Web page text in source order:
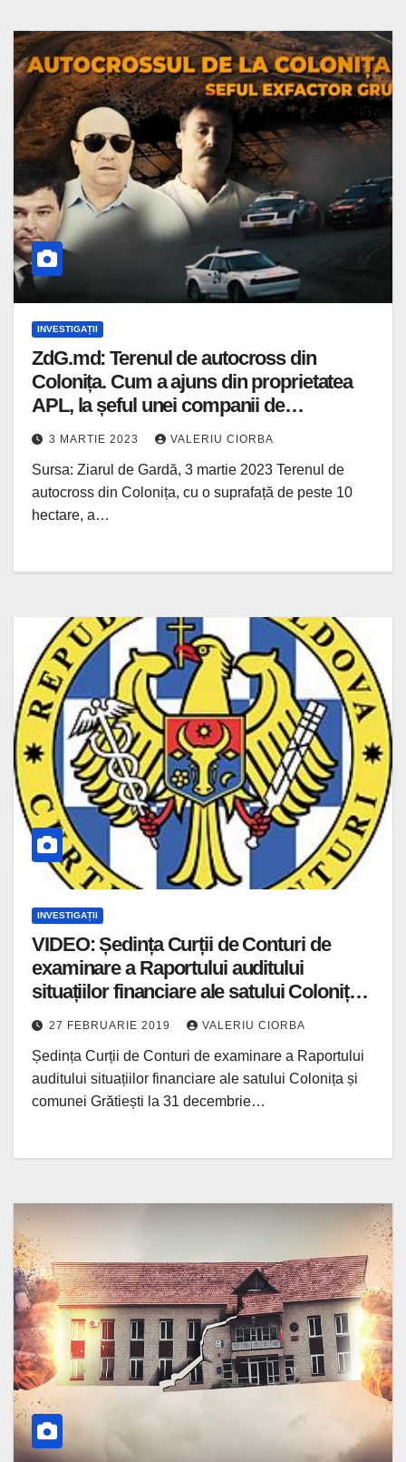
INVESTIGAȚII
ZdG.md: Terenul de autocross din
Colonița. Cum a ajuns din proprietatea
APL, la șeful unei companii de
construcții
3 MARTIE 2023 VALERIU CIORBA
Sursa: Ziarul de Gardă, 3 martie 2023 Terenul de
autocross din Colonița, cu o suprafață de peste 10
hectare, a…
INVESTIGAȚII
VIDEO: Ședința Curții de Conturi de
examinare a Raportului auditului
situațiilor financiare ale satului Colonița
și comunei Grătiești la 31 decembrie
27 FEBRUARIE 2019 VALERIU CIORBA
Ședința Curții de Conturi de examinare a Raportului
auditului situațiilor financiare ale satului Colonița și
comunei Grătiești la 31 decembrie…